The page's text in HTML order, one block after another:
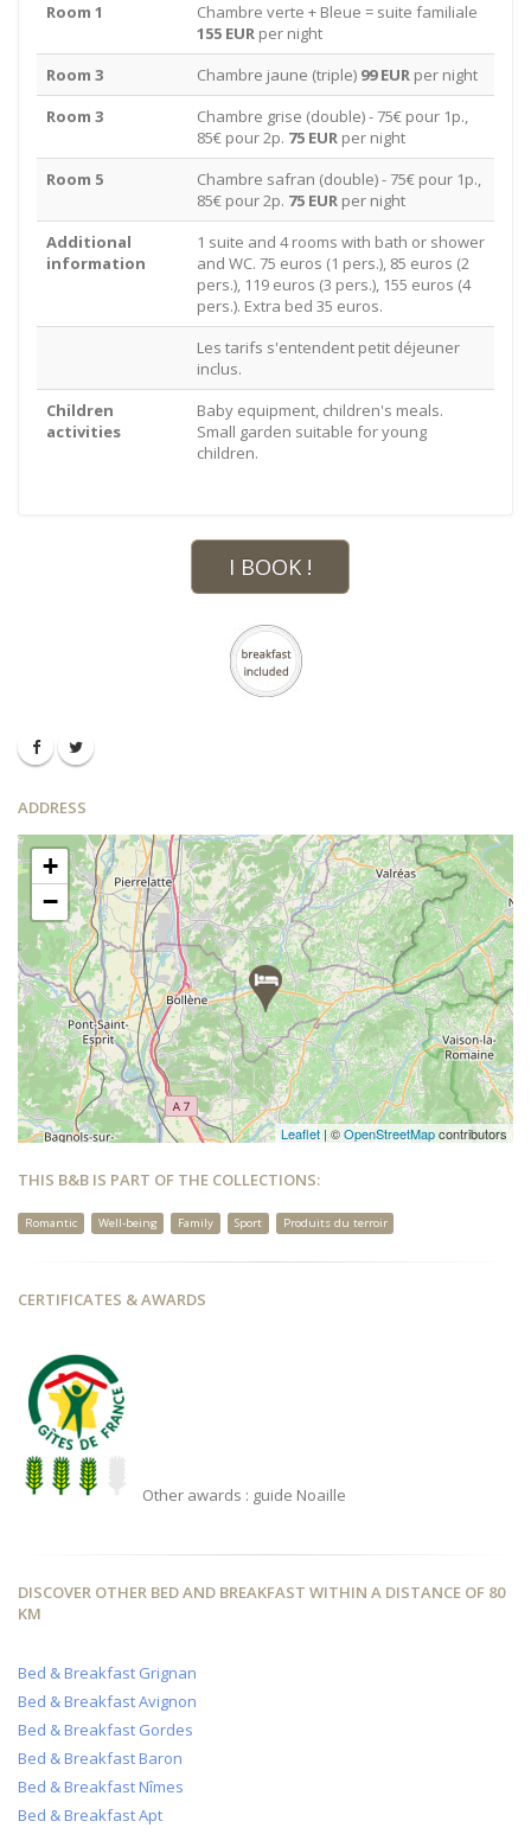
Room 1
Chambre verte + Bleue = suite familiale
155 EUR per night
Room 3
Chambre jaune (triple) 99 EUR per night
Room 3
Chambre grise (double) - 75€ pour 1p.,
85€ pour 2p. 75 EUR per night
Room 5
Chambre safran (double) - 75€ pour 1p.,
85€ pour 2p. 75 EUR per night
Additional
information
1 suite and 4 rooms with bath or shower
and WC. 75 euros (1 pers.), 85 euros (2
pers.), 119 euros (3 pers.), 155 euros (4
pers.). Extra bed 35 euros.
Les tarifs s'entendent petit déjeuner
inclus.
Children
activities
Baby equipment, children's meals.
Small garden suitable for young
children.
I BOOK !
ADDRESS
+
−
Leaflet | ©OpenStreetMapcontributors
THIS B&B IS PART OF THE COLLECTIONS:
Romantic Well-being Family Sport Produits du terroir
CERTIFICATES & AWARDS
Other awards : guide Noaille
DISCOVER OTHER BED AND BREAKFAST WITHIN A DISTANCE OF 80
KM
Bed & Breakfast Grignan
Bed & Breakfast Avignon
Bed & Breakfast Gordes
Bed & Breakfast Baron
Bed & Breakfast Nîmes
Bed & Breakfast Apt